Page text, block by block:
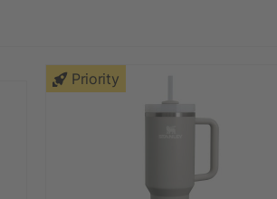
Priority